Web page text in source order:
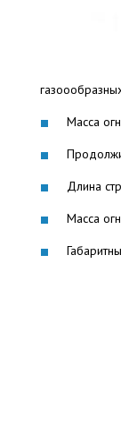
Масса
Длина
Масса